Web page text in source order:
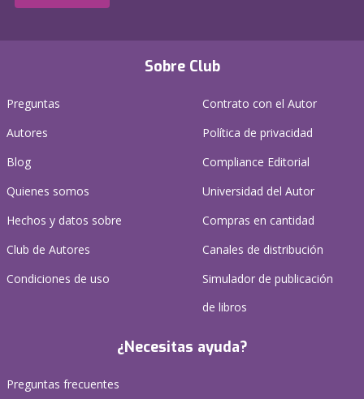
Sobre Club
Preguntas
Autores
Blog
Quienes somos
Hechos y datos sobre
Club de Autores
Condiciones de uso
Contrato con el Autor
Política de privacidad
Compliance Editorial
Universidad del Autor
Compras en cantidad
Canales de distribución
Simulador de publicación
de libros
¿Necesitas ayuda?
Preguntas frecuentes